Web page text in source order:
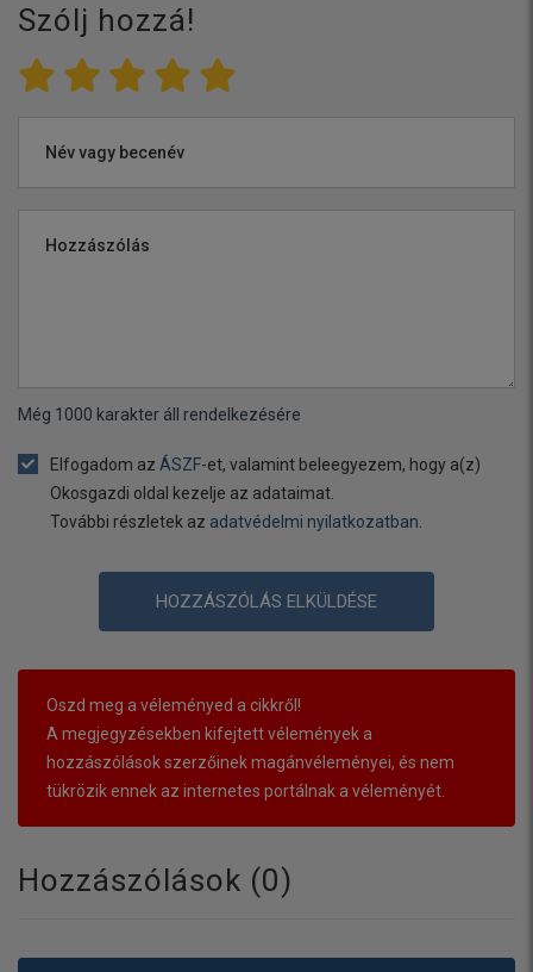
Szólj hozzá!
Név vagy becenév
Hozzászólás
Még 1000 karakter áll rendelkezésére
Elfogadom az ÁSZF-et, valamint beleegyezem, hogy a(z)
Okosgazdi oldal kezelje az adataimat.
További részletek az adatvédelmi nyilatkozatban
HOZZÁSZÓLÁS ELKÜLDÉSE
Oszd meg a véleményed a cikkről!
A megjegyzésekben kifejtett vélemények a
hozzászólások szerzőinek magánvéleményei, és nem
tükrözik ennek az internetes portálnak a véleményét.
Hozzászólások (0)